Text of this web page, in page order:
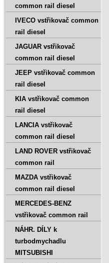
common rail diesel
IVECO vstřikovač common
rail diesel
JAGUAR vstřikovač
common rail diesel
JEEP vstřikovač common
rail diesel
KIA vstřikovač common
rail diesel
LANCIA vstřikovač
common rail diesel
LAND ROVER vstřikovač
common rail
MAZDA vstřikovač
common rail diesel
MERCEDES-BENZ
vstřikovač common rail
NÁHR. DÍLY k
turbodmychadlu
MITSUBISHI